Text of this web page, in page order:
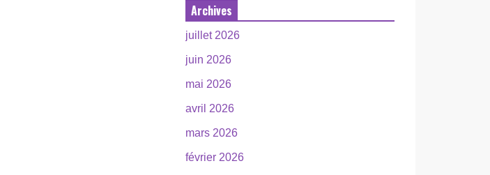
Archives
juillet 2026
juin 2026
mai 2026
avril 2026
mars 2026
février 2026